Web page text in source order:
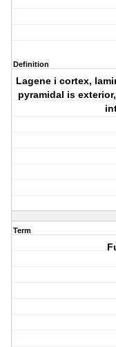
Definition
Lagene i cortex,
pyramidal is
Term